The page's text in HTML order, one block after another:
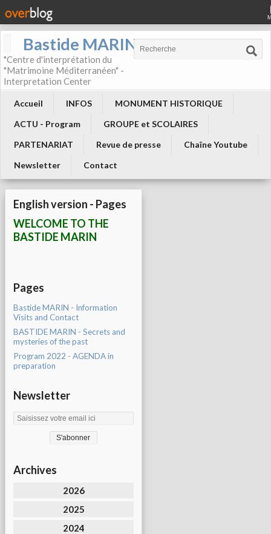
Bastide MARIN
"Centre d'interprétation du
"Matrimoine Méditerranéen" -
Interpretation Center
Accueil INFOS
MONUMENT HISTORIQUE
ACTU - Program
GROUPE et SCOLAIRES
PARTENARIAT
Revue de presse
Chaîne Youtube
Newsletter
Contact
English version - Pages
WELCOME TO THE
BASTIDE MARIN
Pages
Bastide MARIN - Information
Visits and Contact
BASTIDE MARIN - Secrets and
mysteries of the past
Program 2022 - AGENDA in
preparation
Newsletter
Archives
2026
2025
2024